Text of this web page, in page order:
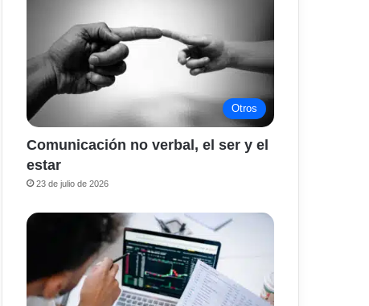
Otros
Comunicación no verbal, el ser y el
estar
23 de julio de 2026